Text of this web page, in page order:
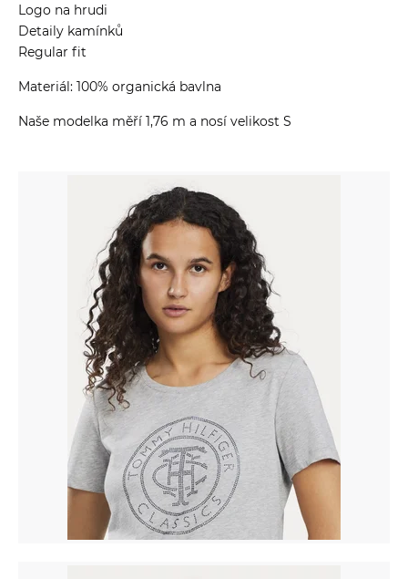
Logo na hrudi
Detaily kamínků
Regular fit
Materiál: 100% organická bavlna
Naše modelka měří 1,76 m a nosí velikost S